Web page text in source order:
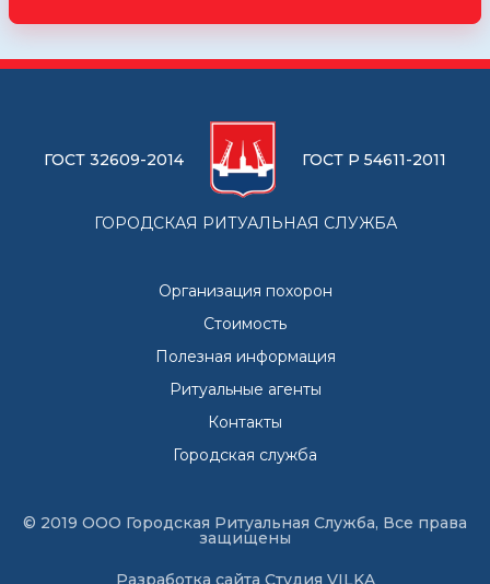
ГОСТ 32609-2014 ГОСТ Р 54611-2011
ГОРОДСКАЯ РИТУАЛЬНАЯ СЛУЖБА
Организация похорон
Стоимость
Полезная информация
Ритуальные агенты
Контакты
Городская служба
© 2019 ООО Городская Ритуальная Служба, Все права
защищены
Разработка сайта Студия VILKA